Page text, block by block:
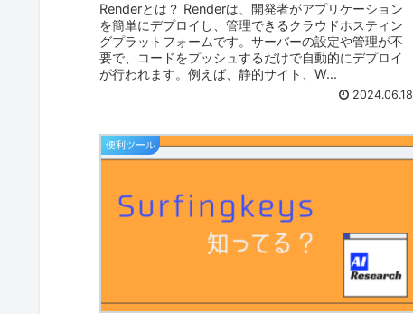
Renderとは？ Renderは、開発者がアプリケーション
を簡単にデプロイし、管理できるクラウドホスティン
グプラットフォームです。サーバーの設定や管理が不
要で、コードをプッシュするだけで自動的にデプロイ
が行われます。例えば、静的サイト、W...
2024.06.18
便利ツール